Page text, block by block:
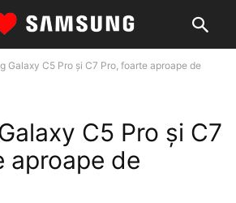
Galaxy C5 Pro și C7 Pro, foarte aproape de
C5 Pro și C7
aproape de